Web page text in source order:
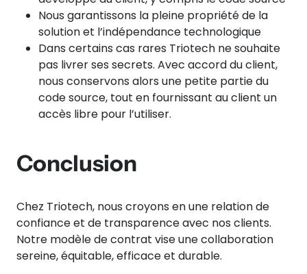
Nous garantissons la pleine propriété de la
solution et l’indépendance technologique
Dans certains cas rares Triotech ne souhaite
pas livrer ses secrets. Avec accord du client,
nous conservons alors une petite partie du
code source, tout en fournissant au client un
accès libre pour l’utiliser.
Conclusion
Chez Triotech, nous croyons en une relation de
confiance et de transparence avec nos clients.
Notre modèle de contrat vise une collaboration
sereine, équitable, efficace et durable.